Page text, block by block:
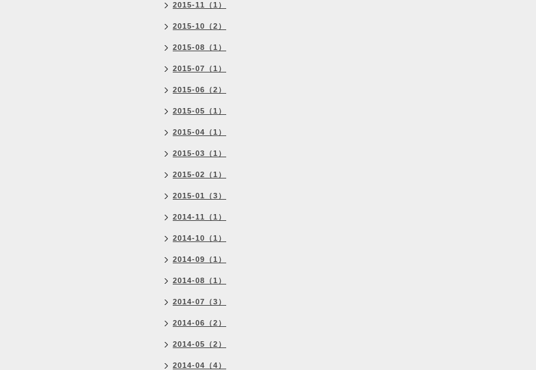
2015-11（1）
2015-10（2）
2015-08（1）
2015-07（1）
2015-06（2）
2015-05（1）
2015-04（1）
2015-03（1）
2015-02（1）
2015-01（3）
2014-11（1）
2014-10（1）
2014-09（1）
2014-08（1）
2014-07（3）
2014-06（2）
2014-05（2）
2014-04（4）